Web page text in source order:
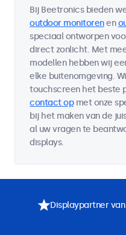
Bij Beetronics bieden
outdoor monitorenen
speciaal ontworpen
direct zonlicht. Met
modellen hebben wij
elke buitenomgeving.
touchscreen het beste
contact opmet onze
bij het maken van de
al uw vragen te
displays.
Displaypartner